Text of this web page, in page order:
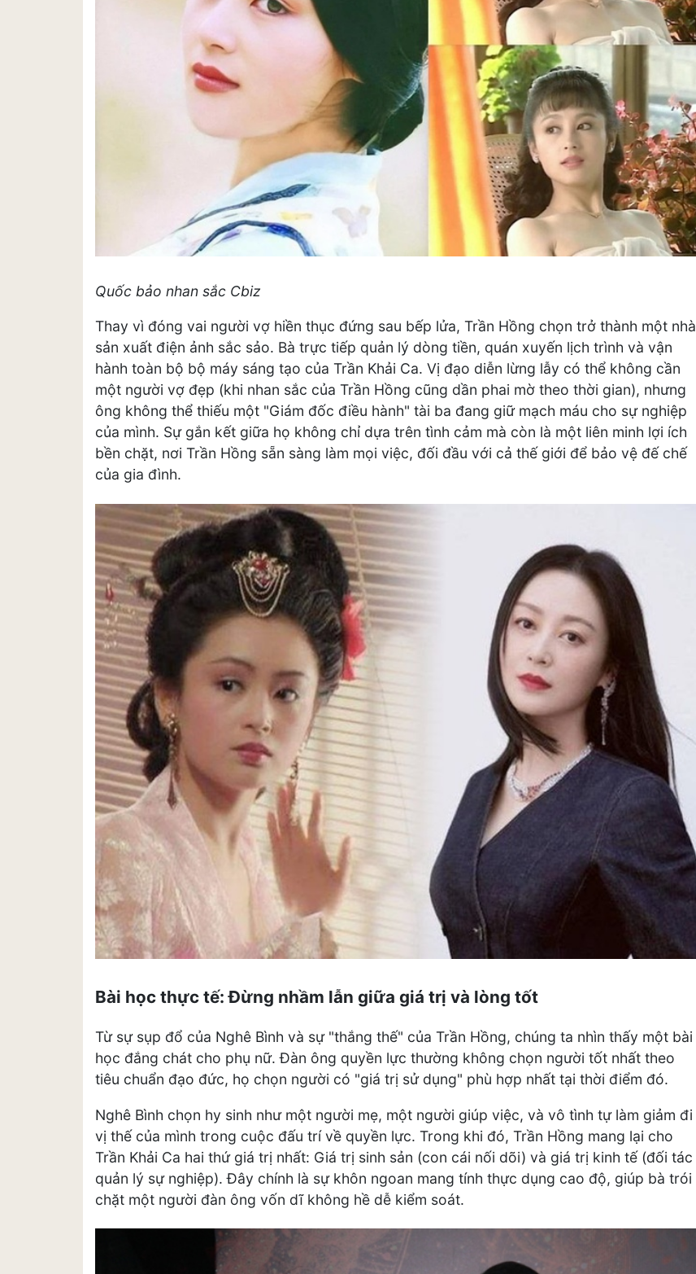
Quốc bảo nhan sắc Cbiz
Thay vì đóng vai người vợ hiền thục đứng sau bếp lửa, Trần Hồng chọn trở thành một nhà
sản xuất điện ảnh sắc sảo. Bà trực tiếp quản lý dòng tiền, quán xuyến lịch trình và vận
hành toàn bộ bộ máy sáng tạo của Trần Khải Ca. Vị đạo diễn lừng lẫy có thể không cần
một người vợ đẹp (khi nhan sắc của Trần Hồng cũng dần phai mờ theo thời gian), nhưng
ông không thể thiếu một "Giám đốc điều hành" tài ba đang giữ mạch máu cho sự nghiệp
của mình. Sự gắn kết giữa họ không chỉ dựa trên tình cảm mà còn là một liên minh lợi ích
bền chặt, nơi Trần Hồng sẵn sàng làm mọi việc, đối đầu với cả thế giới để bảo vệ đế chế
của gia đình.
Bài học thực tế: Đừng nhầm lẫn giữa giá trị và lòng tốt
Từ sự sụp đổ của Nghê Bình và sự "thắng thế" của Trần Hồng, chúng ta nhìn thấy một bài
học đắng chát cho phụ nữ. Đàn ông quyền lực thường không chọn người tốt nhất theo
tiêu chuẩn đạo đức, họ chọn người có "giá trị sử dụng" phù hợp nhất tại thời điểm đó.
Nghê Bình chọn hy sinh như một người mẹ, một người giúp việc, và vô tình tự làm giảm đi
vị thế của mình trong cuộc đấu trí về quyền lực. Trong khi đó, Trần Hồng mang lại cho
Trần Khải Ca hai thứ giá trị nhất: Giá trị sinh sản (con cái nối dõi) và giá trị kinh tế (đối tác
quản lý sự nghiệp). Đây chính là sự khôn ngoan mang tính thực dụng cao độ, giúp bà trói
chặt một người đàn ông vốn dĩ không hề dễ kiểm soát.